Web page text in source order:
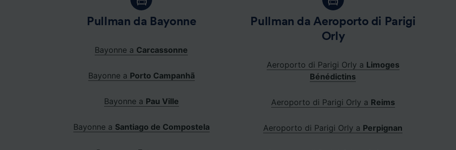
Pullman da Bayonne
Bayonne a Carcassonne
Bayonne a Porto Campanhã
Bayonne a Pau Ville
Bayonne a Santiago de Compostela
Pullman da Aeroporto di Parigi
Orly
Aeroporto di Parigi Orly a Limoges
Bénédictins
Aeroporto di Parigi Orly a Reims
Aeroporto di Parigi Orly a Perpignan